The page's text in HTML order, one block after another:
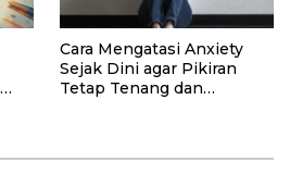
Cara Mengatasi Anxiety
Sejak Dini agar Pikiran
Tetap Tenang dan